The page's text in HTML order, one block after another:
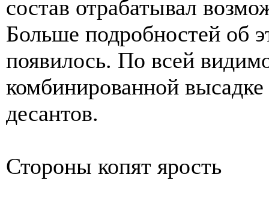
состав отрабатывал
Больше подробностей об
появилось. По всей
комбинированной
десантов.
Стороны копят ярость